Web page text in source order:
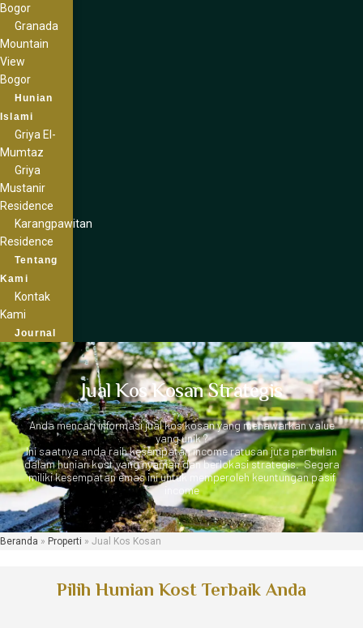
Bogor
Granada
Mountain
View
Bogor
Hunian
Islami
Griya El-
Mumtaz
Griya
Mustanir
Residence
Karangpawitan
Residence
Tentang
Kami
Kontak
Kami
Journal
Jual Kos Kosan Strategis
Anda mencari informasi jual kos kosan yang menawarkan value
yang unik ?
Ini saatnya anda raih kesempatan income ratusan juta per bulan
dalam hunian kost yang nyaman dan berlokasi strategis. Segera
miliki kesempatan emas ini untuk memperoleh keuntungan pasif
income
Beranda » Properti » Jual Kos Kosan
Pilih Hunian Kost Terbaik Anda